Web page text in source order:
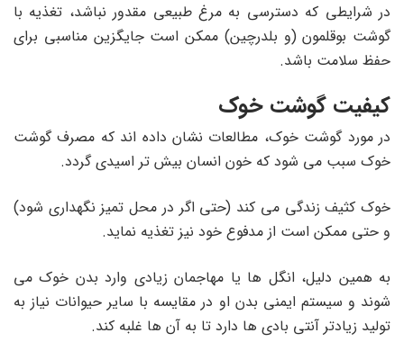
در شرایطی که دسترسی به مرغ طبیعی مقدور نباشد، تغذیه با
گوشت بوقلمون (و بلدرچین) ممکن است جایگزین مناسبی برای
حفظ سلامت باشد.
کیفیت گوشت خوک
در مورد گوشت خوک، مطالعات نشان داده اند که مصرف گوشت
خوک سبب می شود که خون انسان بیش تر اسیدی گردد.
خوک کثیف زندگی می کند (حتی اگر در محل تمیز نگهداری شود)
و حتی ممکن است از مدفوع خود نیز تغذیه نماید.
به همین دلیل، انگل ها یا مهاجمان زیادی وارد بدن خوک می
شوند و سیستم ایمنی بدن او در مقایسه با سایر حیوانات نیاز به
تولید زیادتر آنتی بادی ها دارد تا به آن ها غلبه کند.